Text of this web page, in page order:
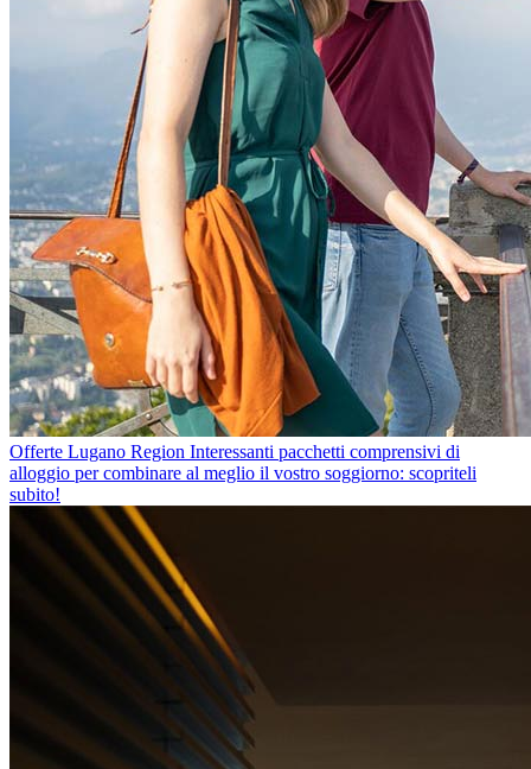
Offerte Lugano Region Interessanti pacchetti comprensivi di
alloggio per combinare al meglio il vostro soggiorno: scopriteli
subito!